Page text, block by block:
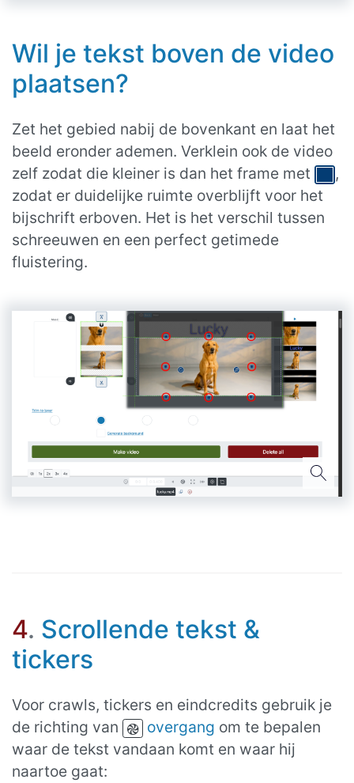
Wil je tekst boven de video
plaatsen?
Zet het gebied nabij de bovenkant en laat het
beeld eronder ademen. Verklein ook de video
zelf zodat die kleiner is dan het frame met
,
zodat er duidelijke ruimte overblijft voor het
bijschrift erboven. Het is het verschil tussen
schreeuwen en een perfect getimede
fluistering.
4. Scrollende tekst &
tickers
Voor crawls, tickers en eindcredits gebruik je
de richting van
overgang om te bepalen
waar de tekst vandaan komt en waar hij
naartoe gaat: